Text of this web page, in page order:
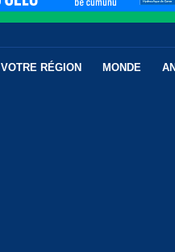
VOTRE RÉGION MONDE